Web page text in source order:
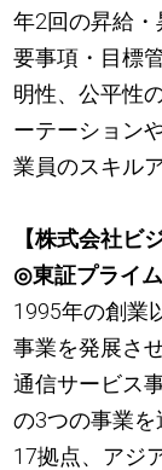
年2回の昇給
要事項・目標
明性、公平性
ーテーション
業員のスキル
【株式会社ビ
◎東証プライ
1995年の創業
事業を発展さ
通信サービス
の3つの事業
17拠点、アジ